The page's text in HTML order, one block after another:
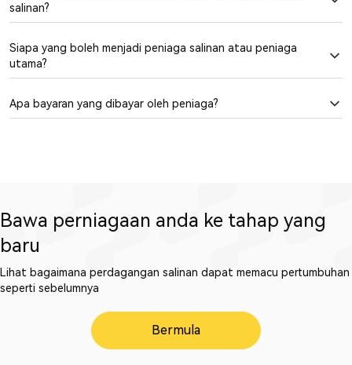
salinan?
Siapa yang boleh menjadi peniaga salinan atau peniaga
utama?
Apa bayaran yang dibayar oleh peniaga?
Bawa perniagaan anda ke tahap yang
baru
Lihat bagaimana perdagangan salinan dapat memacu pertumbuhan
seperti sebelumnya
Bermula